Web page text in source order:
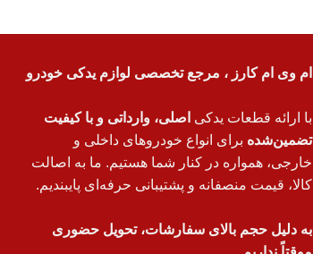
ام وی ام کارز ، مرجع تخصصی لوازم یدکی خودرو
با ارائه قطعات یدکی اصلی، وارداتی و با کیفیت
تضمین‌شده برای انواع خودروهای داخلی و
خارجی، همواره در کنار شما هستیم. ما به اصالت
کالا، قیمت منصفانه و پشتیبانی حرفه‌ای پایبندیم.
به دلیل حجم بالای سفارشات، تحویل حضوری